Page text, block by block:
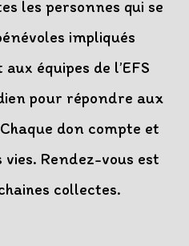
les personnes qui se
impliqués
équipes de l’EFS
pour répondre aux
don compte et
Rendez-vous est
collectes.